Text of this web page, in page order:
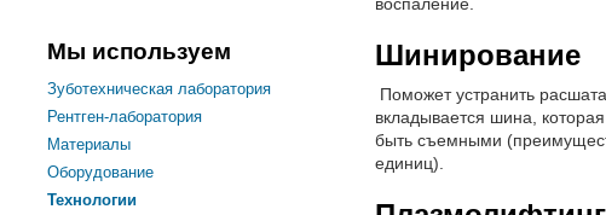
Мы используем
Зуботехническая лаборатория
Рентген-лаборатория
Материалы
Оборудование
Технологии
Шинирование
Поможет устранить
вкладывается шина,
быть съемными
единиц).